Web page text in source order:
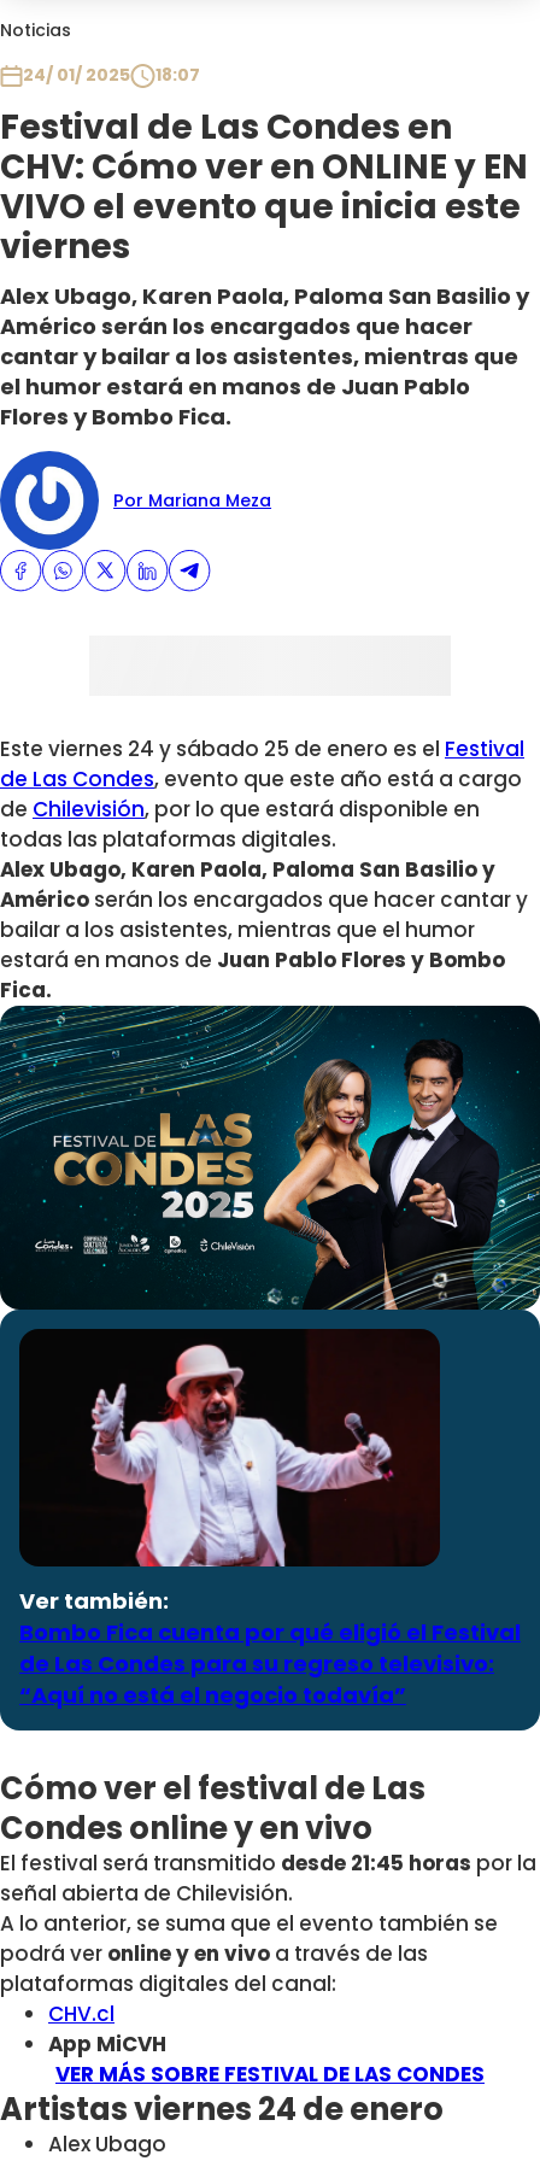
Noticias
24/ 01/ 2025
18:07
Festival de Las Condes en
CHV: Cómo ver en ONLINE y EN
VIVO el evento que inicia este
viernes
Alex Ubago, Karen Paola, Paloma San Basilio y
Américo serán los encargados que hacer
cantar y bailar a los asistentes, mientras que
el humor estará en manos de Juan Pablo
Flores y Bombo Fica.
Por Mariana Meza
Este viernes 24 y sábado 25 de enero es el Festival
de Las Condes, evento que este año está a cargo
de Chilevisión, por lo que estará disponible en
todas las plataformas digitales.
Alex Ubago, Karen Paola, Paloma San Basilio y
Américo serán los encargados que hacer cantar y
bailar a los asistentes, mientras que el humor
estará en manos de Juan Pablo Flores y Bombo
Fica.
Ver también:
Bombo Fica cuenta por qué eligió el Festival
de Las Condes para su regreso televisivo:
“Aquí no está el negocio todavía”
Cómo ver el festival de Las
Condes online y en vivo
El festival será transmitido desde 21:45 horas por la
señal abierta de Chilevisión.
A lo anterior, se suma que el evento también se
podrá ver online y en vivo a través de las
plataformas digitales del canal:
CHV.cl
App MiCVH
VER MÁS SOBRE FESTIVAL DE LAS CONDES
Artistas viernes 24 de enero
Alex Ubago
Plan Perfecto
El Tiempo
Sabingo
Todos Los Programas